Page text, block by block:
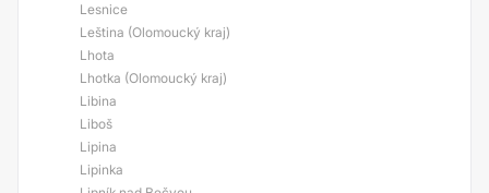
Lesnice
Leština (Olomoucký kraj)
Lhota
Lhotka (Olomoucký kraj)
Libina
Liboš
Lipina
Lipinka